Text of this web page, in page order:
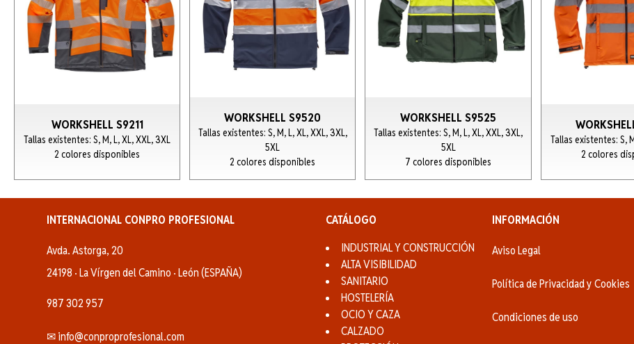
WORKSHELL S9211
Tallas existentes: S, M, L, XL, XXL, 3XL
2 colores disponibles
WORKSHELL S9520
Tallas existentes: S, M, L, XL, XXL, 3XL,
5XL
2 colores disponibles
WORKSHELL S9525
Tallas existentes: S, M, L, XL, XXL, 3XL,
5XL
7 colores disponibles
Tallas existentes: S,
2 colores
INTERNACIONAL CONPRO PROFESIONAL
Avda. Astorga, 20
24198 · La Vírgen del Camino · León (ESPAÑA)
987 302 957
✉ info@conproprofesional.com
CATÁLOGO
INDUSTRIAL Y CONSTRUCCIÓN
ALTA VISIBILIDAD
SANITARIO
HOSTELERÍA
OCIO Y CAZA
CALZADO
INFORMACIÓN
Aviso Legal
Política de Privacidad y Cookies
Condiciones de uso